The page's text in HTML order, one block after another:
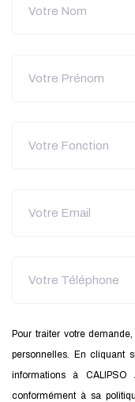
Pour traiter votre
personnelles. En cliquant
informations à
conformément à sa